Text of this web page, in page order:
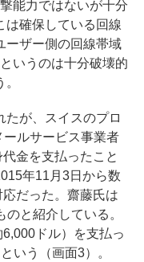
能力ではないが十分
は確保している回線
ーザー側の回線帯域
いうのは十分破壊的
が、スイスのプロ
ールサービス事業者
金を支払ったこと
年11月3日から数
だった。齋藤氏は
と紹介している。
ドル）を支払っ
いう（画面3）。